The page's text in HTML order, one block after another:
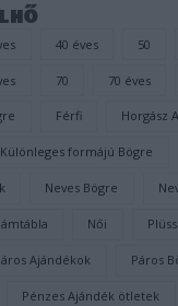
40 éves 50
70 70 éves
Férfi Horgász
Különleges formájú Bögre
Neves Bögre
Női
Ajándékok Páros
Pénzes Ajándék ötletek